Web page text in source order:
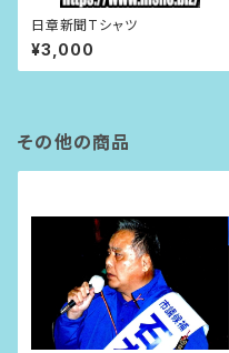
日章新聞Tシャツ
¥3,000
その他の商品